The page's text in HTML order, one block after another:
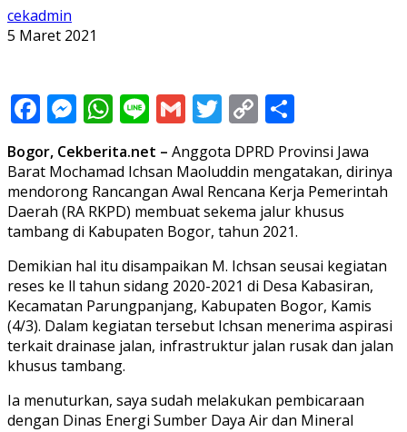
cekadmin
5 Maret 2021
Facebook
Messenger
WhatsApp
LineGmailTwitter
Copy
Link
Bogor, Cekberita.net – Anggota DPRD Provinsi Jawa
Barat Mochamad Ichsan Maoluddin mengatakan, dirinya
mendorong Rancangan Awal Rencana Kerja Pemerintah
Daerah (RA RKPD) membuat sekema jalur khusus
tambang di Kabupaten Bogor, tahun 2021.
Demikian hal itu disampaikan M. Ichsan seusai kegiatan
reses ke ll tahun sidang 2020-2021 di Desa Kabasiran,
Kecamatan Parungpanjang, Kabupaten Bogor, Kamis
(4/3). Dalam kegiatan tersebut Ichsan menerima aspirasi
terkait drainase jalan, infrastruktur jalan rusak dan jalan
khusus tambang.
Ia menuturkan, saya sudah melakukan pembicaraan
dengan Dinas Energi Sumber Daya Air dan Mineral